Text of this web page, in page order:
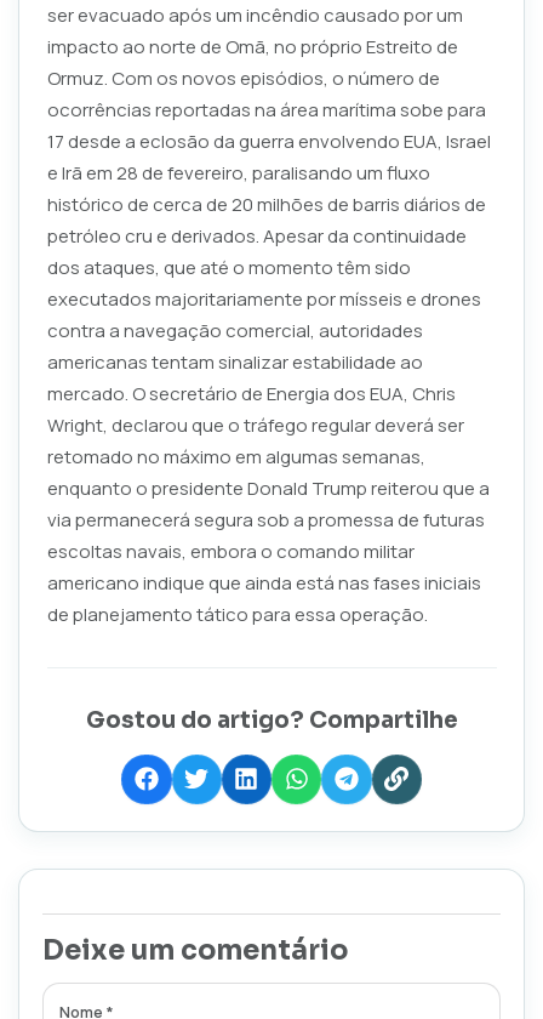
ser evacuado após um incêndio causado por um
impacto ao norte de Omã, no próprio Estreito de
Ormuz. Com os novos episódios, o número de
ocorrências reportadas na área marítima sobe para
17 desde a eclosão da guerra envolvendo EUA, Israel
e Irã em 28 de fevereiro, paralisando um fluxo
histórico de cerca de 20 milhões de barris diários de
petróleo cru e derivados. Apesar da continuidade
dos ataques, que até o momento têm sido
executados majoritariamente por mísseis e drones
contra a navegação comercial, autoridades
americanas tentam sinalizar estabilidade ao
mercado. O secretário de Energia dos EUA, Chris
Wright, declarou que o tráfego regular deverá ser
retomado no máximo em algumas semanas,
enquanto o presidente Donald Trump reiterou que a
via permanecerá segura sob a promessa de futuras
escoltas navais, embora o comando militar
americano indique que ainda está nas fases iniciais
de planejamento tático para essa operação.
Gostou do artigo? Compartilhe
Deixe um comentário
Nome *